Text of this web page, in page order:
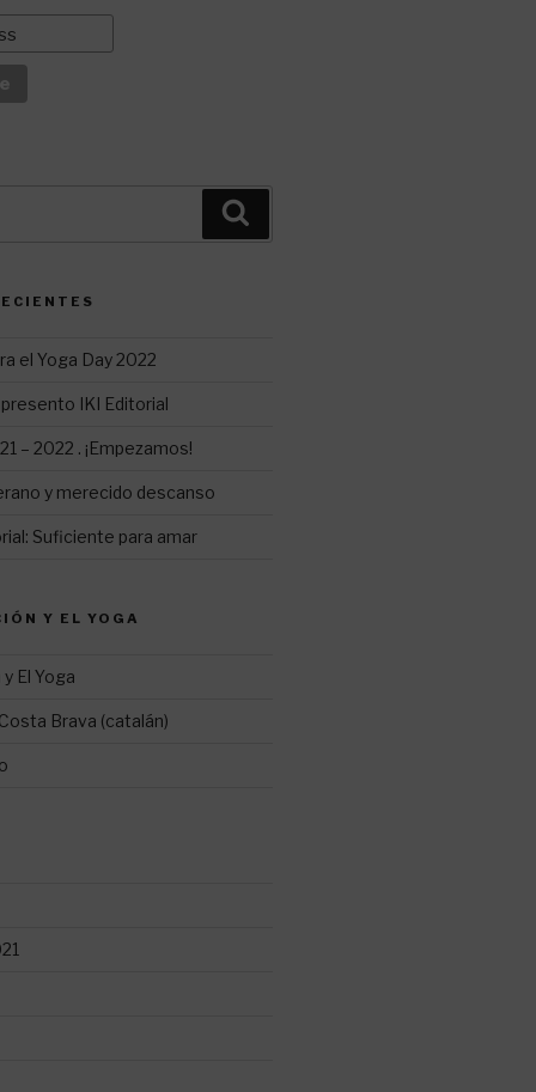
el Yoga Day 2022
IKI Editorial
– 2022 . ¡Empezamos!
y merecido descanso
Suficiente para amar
Y EL YOGA
El Yoga
Brava (catalán)